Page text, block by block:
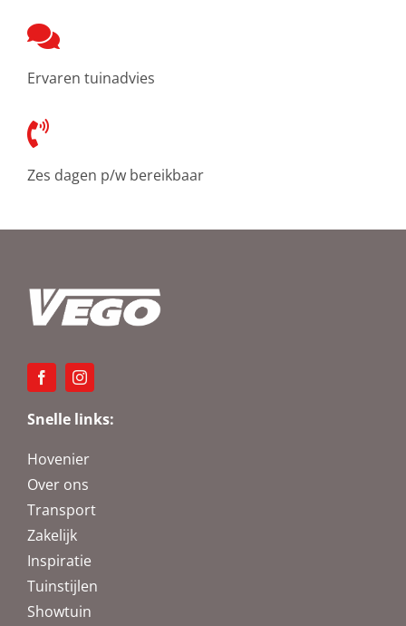
Ervaren tuinadvies
Zes dagen p/w bereikbaar
Snelle links:
Hovenier
Over ons
Transport
Zakelijk
Inspiratie
Tuinstijlen
Showtuin